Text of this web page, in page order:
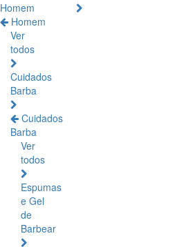
Homem
Homem
Ver
todos
Cuidados
Barba
Cuidados
Barba
Ver
todos
Espumas
e Gel
de
Barbear